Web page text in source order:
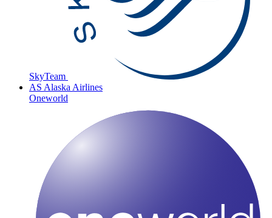
SkyTeam
AS Alaska Airlines
Oneworld